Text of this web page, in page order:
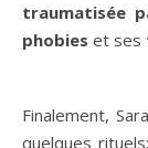
traumatisée
phobies et ses
Finalement,
quelques